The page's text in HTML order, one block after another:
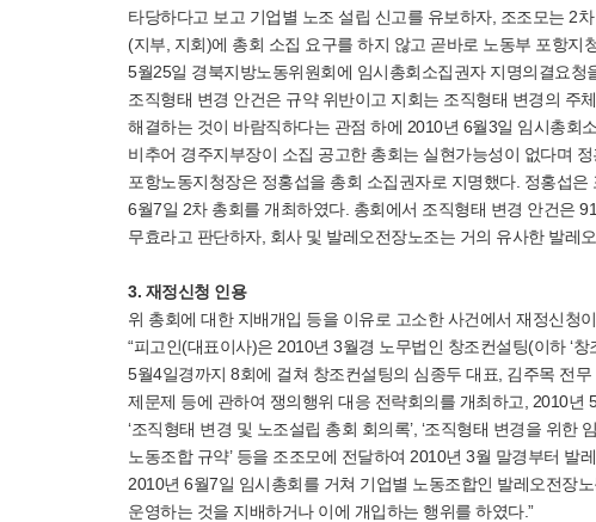
타당하다고 보고 기업별 노조 설립 신고를 유보하자, 조조모는 2
(지부, 지회)에 총회 소집 요구를 하지 않고 곧바로 노동부 포항
5월25일 경북지방노동위원회에 임시총회소집권자 지명의결요
조직형태 변경 안건은 규약 위반이고 지회는 조직형태 변경의 주
해결하는 것이 바람직하다는 관점 하에 2010년 6월3일 임시총회
비추어 경주지부장이 소집 공고한 총회는 실현가능성이 없다며
포항노동지청장은 정홍섭을 총회 소집권자로 지명했다. 정홍섭
6월7일 2차 총회를 개최하였다. 총회에서 조직형태 변경 안건은
무효라고 판단하자, 회사 및 발레오전장노조는 거의 유사한 발레
3. 재정신청 인용
위 총회에 대한 지배개입 등을 이유로 고소한 사건에서 재정신청
“피고인(대표이사)은 2010년 3월경 노무법인 창조컨설팅(이하 ‘
5월4일경까지 8회에 걸쳐 창조컨설팅의 심종두 대표, 김주목 전
제문제 등에 관하여 쟁의행위 대응 전략회의를 개최하고, 2010년
‘조직형태 변경 및 노조설립 총회 회의록’, ‘조직형태 변경을 위한
노동조합 규약’ 등을 조조모에 전달하여 2010년 3월 말경부터
2010년 6월7일 임시총회를 거쳐 기업별 노동조합인 발레오전장
운영하는 것을 지배하거나 이에 개입하는 행위를 하였다.”